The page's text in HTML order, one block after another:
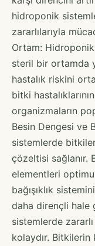
hidroponik
zararlılarıyla
Ortam:
steril bir ortamda
hastalık riskini
bitki
organizmaların
Besin Dengesi ve
sistemlerde
çözeltisi sağlanır.
elementleri
bağışıklık
daha dirençli hale
sistemlerde
kolaydır.